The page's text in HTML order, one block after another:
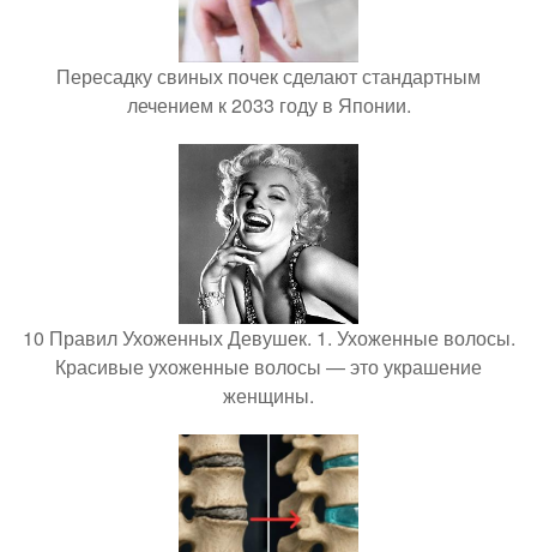
Пересадку свиных почек сделают стандартным
лечением к 2033 году в Японии.
10 Правил Ухоженных Девушек. 1. Ухоженные волосы.
Красивые ухоженные волосы — это украшение
женщины.